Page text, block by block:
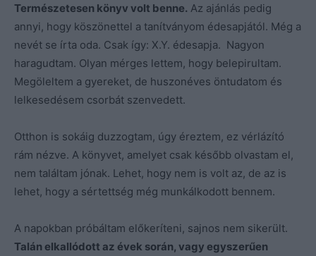
Természetesen könyv volt benne. Az ajánlás pedig
annyi, hogy köszönettel a tanítványom édesapjától. Még a
nevét se írta oda. Csak így: X.Y. édesapja. Nagyon
haragudtam. Olyan mérges lettem, hogy belepirultam.
Megöleltem a gyereket, de huszonéves öntudatom és
lelkesedésem csorbát szenvedett.
Otthon is sokáig duzzogtam, úgy éreztem, ez vérlázító
rám nézve. A könyvet, amelyet csak később olvastam el,
nem találtam jónak. Lehet, hogy nem is volt az, de az is
lehet, hogy a sértettség még munkálkodott bennem.
A napokban próbáltam előkeríteni, sajnos nem sikerült.
Talán elkallódott az évek során, vagy egyszerűen